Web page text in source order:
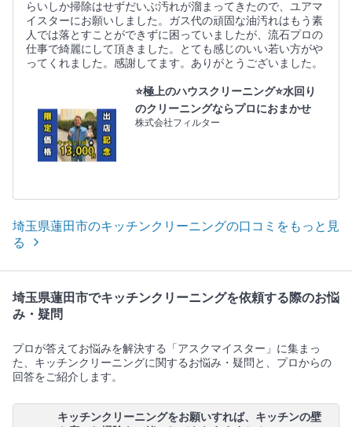
らいしか掃除はせずだいぶ汚れが溜まってきたので、ユアマ
イスターにお願いしました。ガス代の頑固な油汚れはもう素
人では落とすことができずに困っていましたが、流石プロの
仕事で綺麗にして頂きました。とても感じのいい若い方がや
ってくれました。感謝してます。ありがとうございました。
⭐極上のハウスクリーニング⭐水回り
のクリーニングならプロにおまかせ
株式会社フィルター
埼玉県蓮田市のキッチンクリーニングの口コミをもっと見
る
埼玉県蓮田市でキッチンクリーニングを依頼する際のお悩
み・疑問
プロが答えてお悩みを解決する「アスクマイスター」に集まっ
た、キッチンクリーニングに関するお悩み・疑問と、プロからの
回答をご紹介します。
キッチンクリーニングをお願いすれば、キッチンの壁